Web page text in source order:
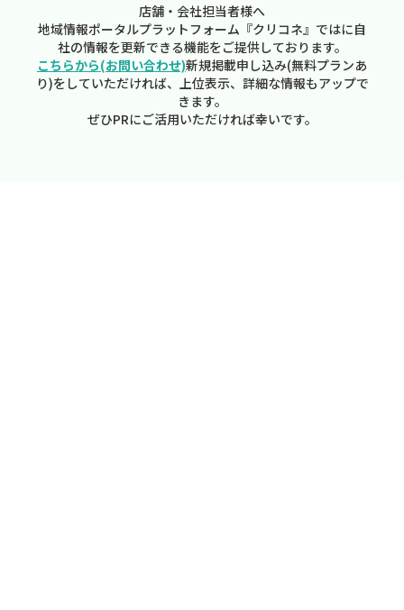
店舗・会社担当者様へ
地域情報ポータルプラットフォーム『クリコネ』ではに自
社の情報を更新できる機能をご提供しております。
こちらから(お問い合わせ)新規掲載申し込み(無料プランあ
り)をしていただければ、上位表示、詳細な情報もアップで
きます。
ぜひPRにご活用いただければ幸いです。